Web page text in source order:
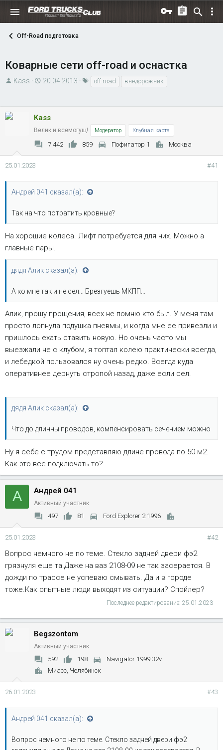
Off-Road подготовка
Коварные сети оff-road и оснастка
А
м
ы
Kass
Д
а
20.04.2013
Тoff road внедорожник
Kass
Велик и всемогущ! Модератор Клубная карта
7 442 859 Пофигатор 1 Москва
25.01.2023 #41
Андрей 041 сказал(а):
Так на что потратить кровные?
На хорошие колеса. Лифт потребуется для них. Можно а
главные пары.
дядя Алик сказал(а):
А ко мне так и не сел... Брезгуешь МКПП...
Алик, прошу прощения, всех не помню кто был. У меня там
просто лопнула подушка пневмы, и когда мне ее привезли и
пришлось ехать ставить новую. Но очень часто мы
выезжали не с клубом, я топтал колею практически всегда,
и лебедкой пользовался ну очень редко. Всегда куда
оперативнее дернуть стропой назад, даже если сел.
дядя Алик сказал(а):
Что до длинны проводов, компенсировать сечением можно
Ну я себе с трудом представляю длине провода по 50 м2.
Как это все подключать то?
А Андрей 041
Активный участник
497 81 Ford Explorer 2 1996
25.01.2023 #42
Вопрос немного не по теме. Стекло задней двери фэ2
грязнуля еще та.Даже на ваз 2108-09 не так засерается. В
дожди по трассе не успеваю смывать. Да и в городе
тоже.Как опытные люди выходят из ситуации? Спойлер?
Последнее редактирование: 25.01.2023
Begszontom
Активный участник
592 198
Navigator 1999 32v
Миасс, Челябинск
26.01.2023 #43
Андрей 041 сказал(а):
Вопрос немного не по теме. Стекло задней двери фэ2